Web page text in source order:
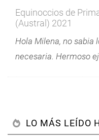
Equinoccios de
(Austral) 2021
Hola Milena, no sabia
necesaria. Hermoso
LO MÁS LEÍDO